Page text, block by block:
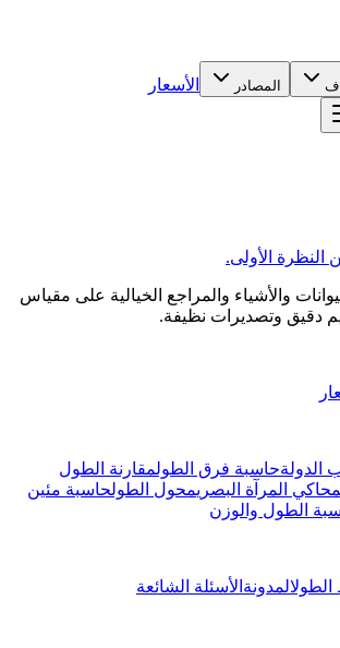
المصادر الأسعار
الأولى.
والأشياء والمراجع الخيالية على مقياس
دقيق وتصديرات نظيفة.
حاسبة فرق الطولمقارنة الطول
محاكي المرآة البصريمحول الطولحاسبة مئين
الطول والوزن
المدونة الأسئلة الشائعة